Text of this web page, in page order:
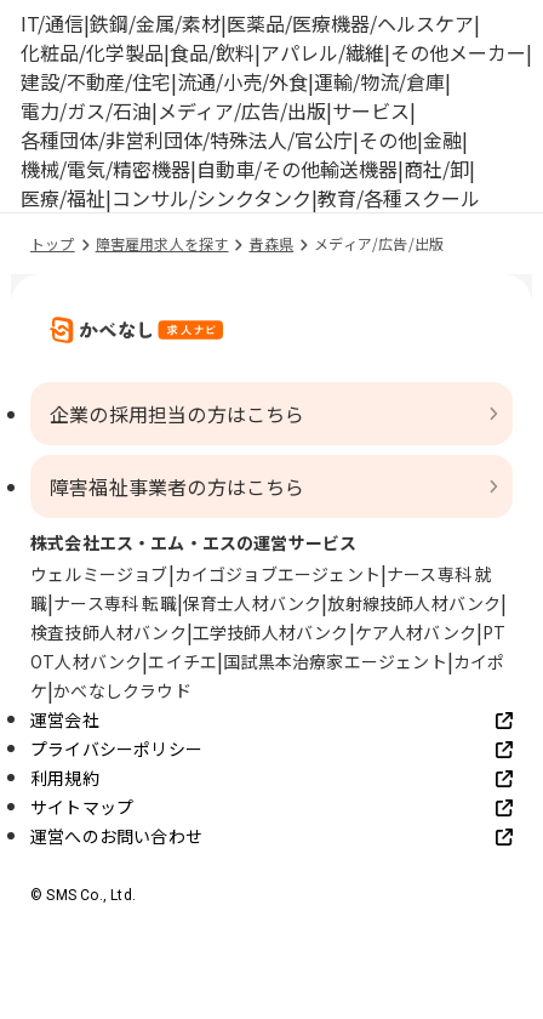
IT/通信 鉄鋼/金属/素材 医薬品/医療機器/ヘルスケア
化粧品/化学製品 食品/飲料 アパレル/繊維 その他メーカー
建設/不動産/住宅 流通/小売/外食 運輸/物流/倉庫
電力/ガス/石油 メディア/広告/出版 サービス
各種団体/非営利団体/特殊法人/官公庁 その他 金融
機械/電気/精密機器 自動車/その他輸送機器 商社/卸
医療/福祉 コンサル/シンクタンク 教育/各種スクール
トップ 障害雇用求人を探す 青森県 メディア/広告/出版
企業の採用担当の方はこちら
障害福祉事業者の方はこちら
株式会社エス・エム・エスの運営サービス
ウェルミージョブ カイゴジョブエージェント ナース専科 就
職 ナース専科 転職 保育士人材バンク 放射線技師人材バンク
検査技師人材バンク 工学技師人材バンク ケア人材バンク PT
OT人材バンク エイチエ 国試黒本治療家エージェント カイポ
ケ かべなしクラウド
運営会社
プライバシーポリシー
利用規約
サイトマップ
運営へのお問い合わせ
© SMS Co., Ltd.